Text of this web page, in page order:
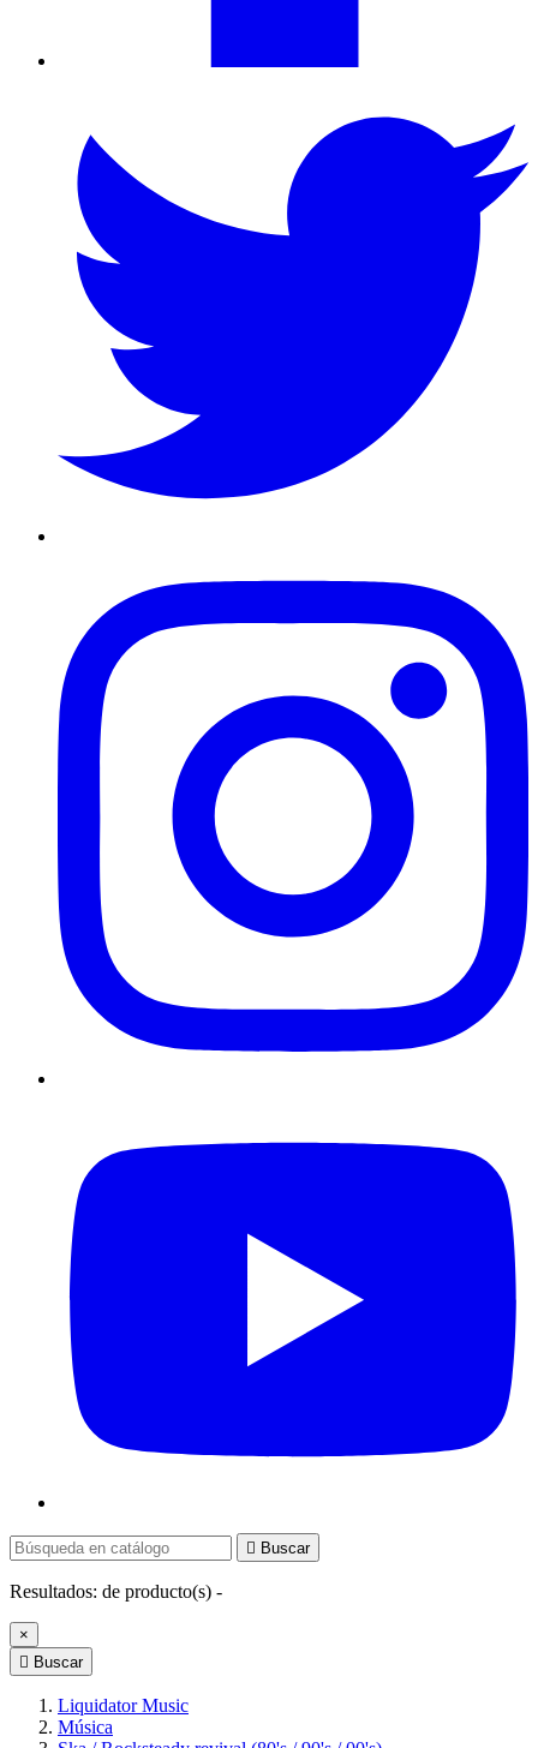
 Buscar
Resultados: de producto(s) -
×
 Buscar
Liquidator Music
Música